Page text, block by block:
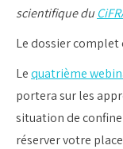
scientifique du
Le dossier
Lequatrième
portera sur les
situation de
réserver votre